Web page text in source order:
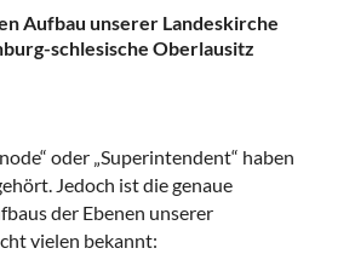
Aufbau unserer Landeskirche
schlesische Oberlausitz
oder „Superintendent“ haben
Jedoch ist die genaue
der Ebenen unserer
vielen bekannt: